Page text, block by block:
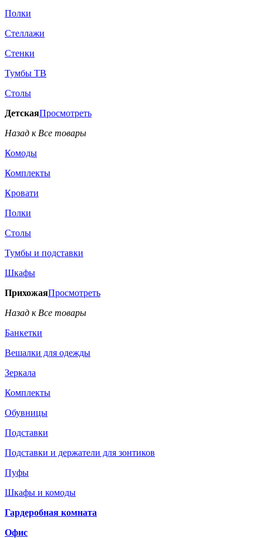
Полки
Стеллажи
Стенки
Тумбы ТВ
Столы
ДетскаяПросмотреть
Назад к Все товары
Комоды
Комплекты
Кровати
Полки
Столы
Тумбы и подставки
Шкафы
ПрихожаяПросмотреть
Назад к Все товары
Банкетки
Вешалки для одежды
Зеркала
Комплекты
Обувницы
Подставки
Подставки и держатели для зонтиков
Пуфы
Шкафы и комоды
Гардеробная комната
Офис